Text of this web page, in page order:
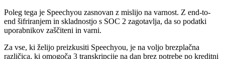
Poleg tega je Speechyou zasnovan z mislijo na varnost. Z end-to-
end šifriranjem in skladnostjo s SOC 2 zagotavlja, da so podatki
uporabnikov zaščiteni in varni.
Za vse, ki želijo preizkusiti Speechyou, je na voljo brezplačna
različica, ki omogoča 3 transkripcije na dan brez potrebe po kreditni